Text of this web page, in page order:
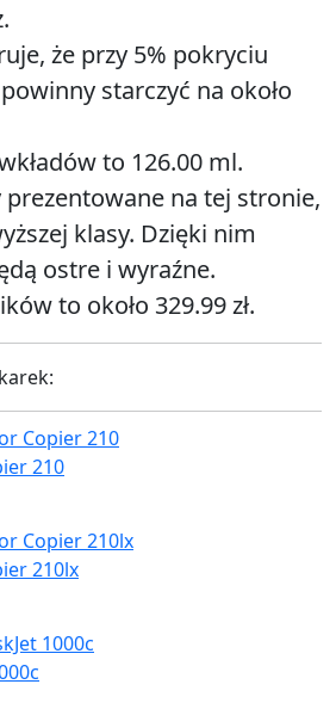
że przy 5% pokryciu
starczyć na około
to 126.00 ml.
prezentowane na tej stronie,
klasy. Dzięki nim
ostre i wyraźne.
to około 329.99 zł.
210
210lx